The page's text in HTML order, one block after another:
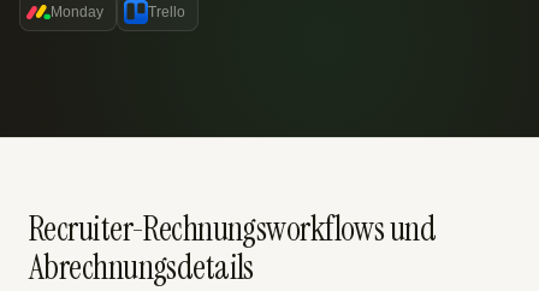
Monday Trello
Recruiter-Rechnungsworkflows und
Abrechnungsdetails